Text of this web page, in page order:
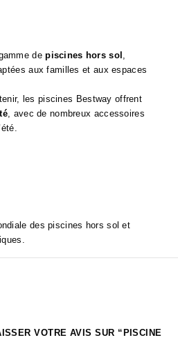
depiscines hors sol ,
aux familles et aux espaces
les piscines Bestway offrent
, avec de nombreux accessoires
des piscines hors sol et
VOTRE AVIS SUR “PISCINE